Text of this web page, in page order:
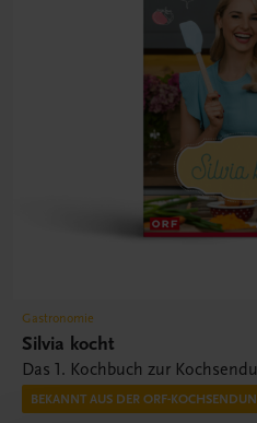
Gastronomie
Silvia kocht
Das 1. Kochbuch zur
BEKANNT AUS DER ORF-